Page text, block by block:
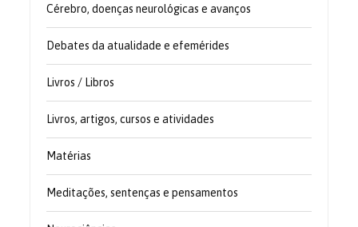
Cérebro, doenças neurológicas e avanços
Debates da atualidade e efemérides
Livros / Libros
Livros, artigos, cursos e atividades
Matérias
Meditações, sentenças e pensamentos